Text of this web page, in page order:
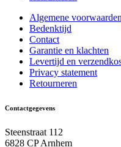
Algemene voorwaarden
Bedenktijd
Contact
Garantie en klachten
Levertijd en
Privacy statement
Retourneren
Contactgegevens
Steenstraat 112
6828 CP Arnhem